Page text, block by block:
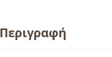
Περιγραφή